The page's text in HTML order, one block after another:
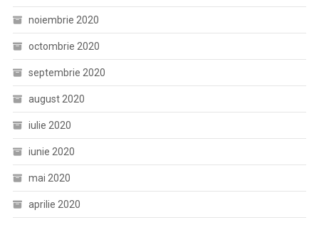
noiembrie 2020
octombrie 2020
septembrie 2020
august 2020
iulie 2020
iunie 2020
mai 2020
aprilie 2020